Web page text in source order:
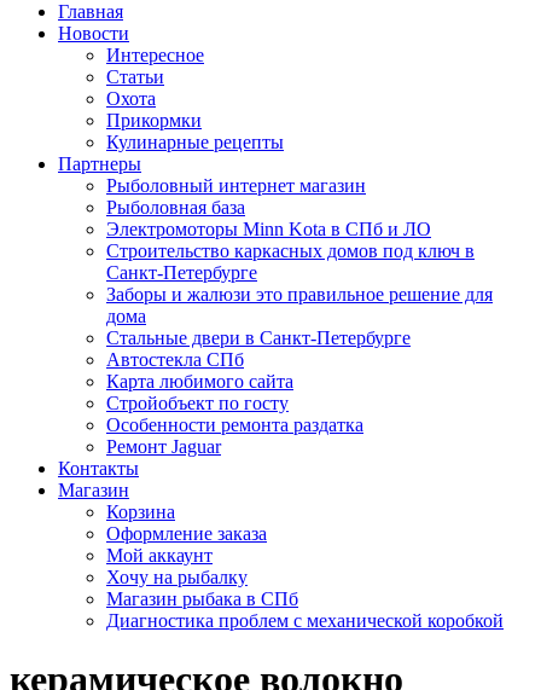
Главная
Новости
Интересное
Статьи
Охота
Прикормки
Кулинарные рецепты
Партнеры
Рыболовный интернет магазин
Рыболовная база
Электромоторы Minn Kota в СПб и ЛО
Строительство каркасных домов под ключ в
Санкт-Петербурге
Заборы и жалюзи это правильное решение для
дома
Стальные двери в Санкт-Петербурге
Автостекла СПб
Карта любимого сайта
Стройобъект по госту
Особенности ремонта раздатка
Ремонт Jaguar
Контакты
Магазин
Корзина
Оформление заказа
Мой аккаунт
Хочу на рыбалку
Магазин рыбака в СПб
Диагностика проблем с механической коробкой
керамическое волокно